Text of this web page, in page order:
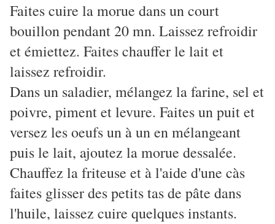
Faites cuire la morue dans un court
bouillon pendant 20 mn. Laissez refroidir
et émiettez. Faites chauffer le lait et
laissez refroidir.
Dans un saladier, mélangez la farine, sel et
poivre, piment et levure. Faites un puit et
versez les oeufs un à un en mélangeant
puis le lait, ajoutez la morue dessalée.
Chauffez la friteuse et à l'aide d'une càs
faites glisser des petits tas de pâte dans
l'huile, laissez cuire quelques instants.